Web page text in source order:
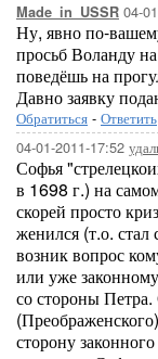
Made_in_USSR 04-
Ну, явно по-
просьб Воланду
поведёшь на
Давно заявку
Обратиться - Ответить
04-01-2011-17:52
Софья
в 1698 г.) на
скорей просто
женился (т.о. стал
возник вопрос
или уже
со стороны
сторону